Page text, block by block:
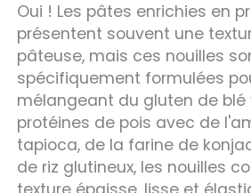
Oui ! Les pâtes enrichies en
présentent souvent une
pâteuse, mais ces nouilles
spécifiquement formulées
mélangeant du gluten de blé
protéines de pois avec de
tapioca, de la farine de
de riz glutineux, les nouilles